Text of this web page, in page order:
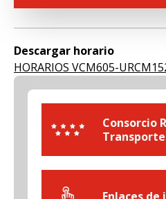
Descargar horario
Document
HORARIOS VCM605-
Consorcio